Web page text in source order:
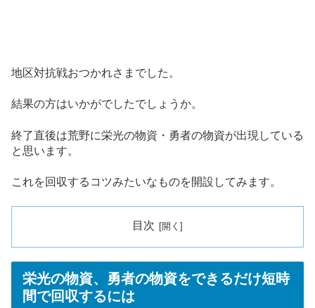
地区対抗戦おつかれさまでした。
結果の方はいかがでしたでしょうか。
終了直後は荒野に栄光の物資・勇者の物資が出現している
と思います。
これを回収するコツみたいなものを開設してみます。
目次
栄光の物資、勇者の物資をできるだけ短時
間で回収するには